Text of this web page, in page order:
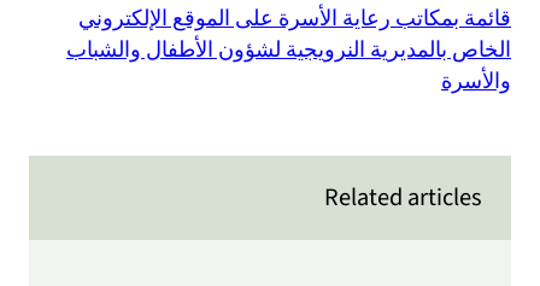
قائمة بمكاتب رعاية الأسرة على الموقع الإلكتروني
الخاص بالمديرية النرويجية لشؤون الأطفال والشباب
والأسرة
Related articles